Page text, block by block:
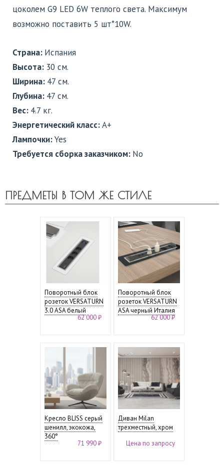
цоколем G9 LED 6W теплого света. Максимум
возможно поставить 5 шт*10W.
Страна: Испания
Высота: 30 см.
Ширина: 47 см.
Глубина: 47 см.
Вес: 4.7 кг.
Энергетический класс:A+
Лампочки:Yes
Требуется сборка заказчиком: No
ПРЕДМЕТЫ В ТОМ ЖЕ СТИЛЕ
Поворотный блок
розеток VERSATURN
3.0 ASA белый
62 000 ₽
Поворотный блок
розеток VERSATURN
ASA черный Италия
62 000 ₽
Кресло BLISS серый
шенилл, экокожа,
360°
71 990 ₽
Диван Milan
трехместный, хром
Цена по запросу